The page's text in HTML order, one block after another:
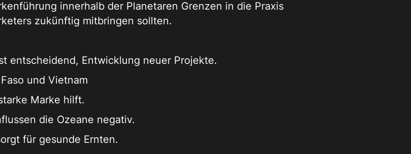
innerhalb der Planetaren Grenzen in die Praxis
zukünftig mitbringen sollten.
entscheidend, Entwicklung neuer Projekte.
und Vietnam
Marke hilft.
die Ozeane negativ.
für gesunde Ernten.